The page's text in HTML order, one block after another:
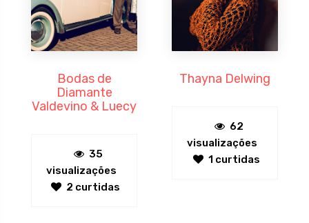
Bodas de
Diamante
Valdevino & Luecy
35
visualizações
2 curtidas
Thayna Delwing
62
visualizações
1 curtidas